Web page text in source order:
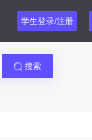
学生登录/注册
搜索